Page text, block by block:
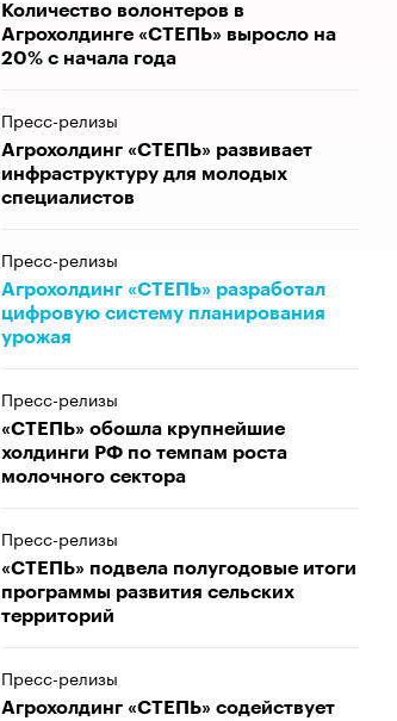
Количество волонтеров в
Агрохолдинге «СТЕПЬ» выросло на
20% с начала года
Пресс-релизы
Агрохолдинг «СТЕПЬ» развивает
инфраструктуру для молодых
специалистов
Пресс-релизы
Агрохолдинг «СТЕПЬ» разработал
цифровую систему планирования
урожая
Пресс-релизы
«СТЕПЬ» обошла крупнейшие
холдинги РФ по темпам роста
молочного сектора
Пресс-релизы
«СТЕПЬ» подвела полугодовые итоги
программы развития сельских
территорий
Пресс-релизы
Агрохолдинг «СТЕПЬ» содействует